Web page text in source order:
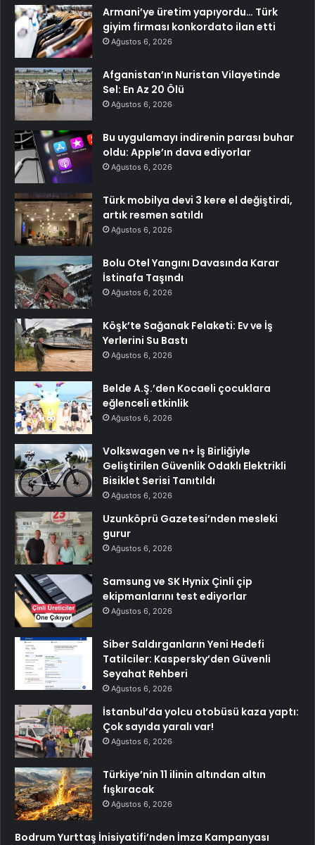
Armani’ye üretim yapıyordu… Türk
giyim firması konkordato ilan etti
Ağustos 6, 2026
Afganistan’ın Nuristan Vilayetinde
Sel: En Az 20 Ölü
Ağustos 6, 2026
Bu uygulamayı indirenin parası buhar
oldu: Apple’ın dava ediyorlar
Ağustos 6, 2026
Türk mobilya devi 3 kere el değiştirdi,
artık resmen satıldı
Ağustos 6, 2026
Bolu Otel Yangını Davasında Karar
İstinafa Taşındı
Ağustos 6, 2026
Köşk’te Sağanak Felaketi: Ev ve İş
Yerlerini Su Bastı
Ağustos 6, 2026
Belde A.Ş.’den Kocaeli çocuklara
eğlenceli etkinlik
Ağustos 6, 2026
Volkswagen ve n+ İş Birliğiyle
Geliştirilen Güvenlik Odaklı Elektrikli
Bisiklet Serisi Tanıtıldı
Ağustos 6, 2026
Uzunköprü Gazetesi’nden mesleki
gurur
Ağustos 6, 2026
Samsung ve SK Hynix Çinli çip
ekipmanlarını test ediyorlar
Ağustos 6, 2026
Siber Saldırganların Yeni Hedefi
Tatilciler: Kaspersky’den Güvenli
Seyahat Rehberi
Ağustos 6, 2026
İstanbul’da yolcu otobüsü kaza yaptı:
Çok sayıda yaralı var!
Ağustos 6, 2026
Türkiye’nin 11 ilinin altından altın
fışkıracak
Ağustos 6, 2026
Bodrum Yurttaş İnisiyatifi’nden İmza Kampanyası